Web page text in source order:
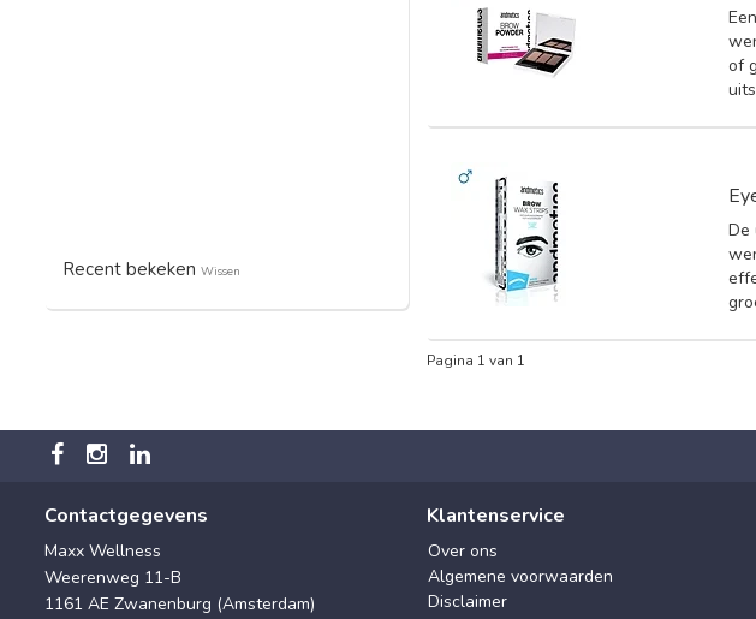
Recent bekeken Wissen
of
De
Pagina 1 van 1
Contactgegevens
Maxx Wellness
Weerenweg 11-B
1161 AE Zwanenburg (Amsterdam)
Klantenservice
Over ons
Algemene voorwaarden
Disclaimer